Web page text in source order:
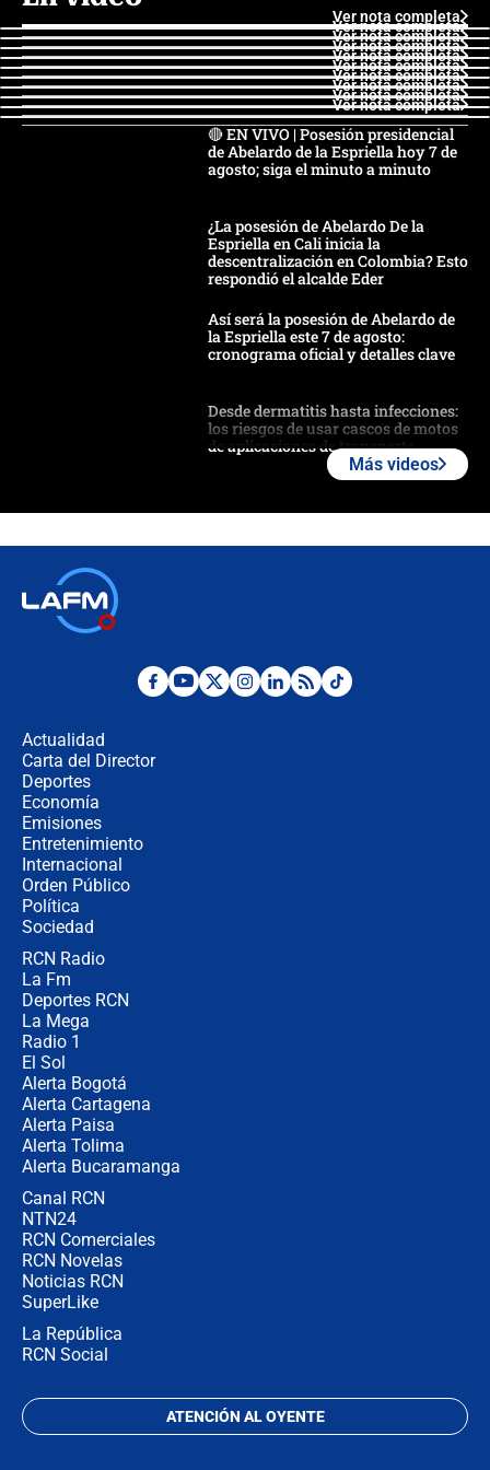
Ver nota completa
Ver nota completa
Ver nota completa
Ver nota completa
Ver nota completa
Ver nota completa
Ver nota completa
Ver nota completa
Ver nota completa
Ver nota completa
🔴 EN VIVO | Posesión presidencial
de Abelardo de la Espriella hoy 7 de
agosto; siga el minuto a minuto
¿La posesión de Abelardo De la
Espriella en Cali inicia la
descentralización en Colombia? Esto
respondió el alcalde Eder
Así será la posesión de Abelardo de
la Espriella este 7 de agosto:
cronograma oficial y detalles clave
Desde dermatitis hasta infecciones:
los riesgos de usar cascos de motos
de aplicaciones de transporte
Posesión de Abelardo De La Espriella
Más videos
Actualidad
Carta del Director
Deportes
Economía
Emisiones
Entretenimiento
Internacional
Orden Público
Política
Sociedad
RCN Radio
La Fm
Deportes RCN
La Mega
Radio 1
El Sol
Alerta Bogotá
Alerta Cartagena
Alerta Paisa
Alerta Tolima
Alerta Bucaramanga
Canal RCN
NTN24
RCN Comerciales
RCN Novelas
Noticias RCN
SuperLike
La República
RCN Social
ATENCIÓN AL OYENTE